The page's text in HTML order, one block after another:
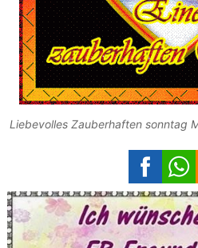
Liebevolles Zauberhaften sonntag